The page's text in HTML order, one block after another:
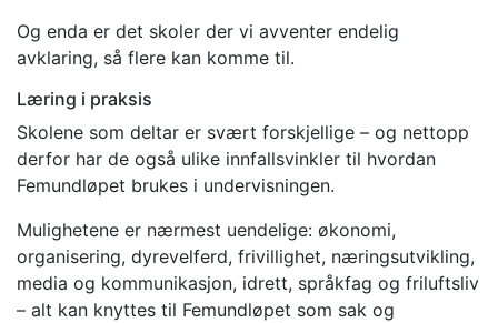
Og enda er det skoler der vi avventer endelig
avklaring, så flere kan komme til.
Læring i praksis
Skolene som deltar er svært forskjellige – og nettopp
derfor har de også ulike innfallsvinkler til hvordan
Femundløpet brukes i undervisningen.
Mulighetene er nærmest uendelige: økonomi,
organisering, dyrevelferd, frivillighet, næringsutvikling,
media og kommunikasjon, idrett, språkfag og friluftsliv
– alt kan knyttes til Femundløpet som sak og